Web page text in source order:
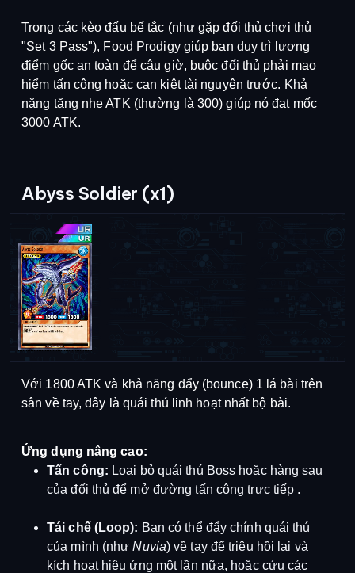
Trong các kèo đấu bế tắc (như gặp đối thủ chơi thủ
"Set 3 Pass"), Food Prodigy giúp bạn duy trì lượng
điểm gốc an toàn để câu giờ, buộc đối thủ phải mạo
hiểm tấn công hoặc cạn kiệt tài nguyên trước. Khả
năng tăng nhẹ ATK (thường là 300) giúp nó đạt mốc
3000 ATK.
Abyss Soldier (x1)
Với 1800 ATK và khả năng đẩy (bounce) 1 lá bài trên
sân về tay, đây là quái thú linh hoạt nhất bộ bài.
Ứng dụng nâng cao:
Tấn công: Loại bỏ quái thú Boss hoặc hàng sau
của đối thủ để mở đường tấn công trực tiếp .
Tái chế (Loop): Bạn có thể đẩy chính quái thú
của mình (nhưNuvia) về tay để triệu hồi lại và
kích hoạt hiệu ứng một lần nữa, hoặc cứu các